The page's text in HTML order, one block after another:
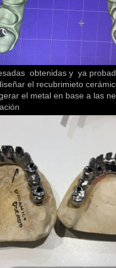
obtenidas y ya
el recubrimieto
el metal en base a las